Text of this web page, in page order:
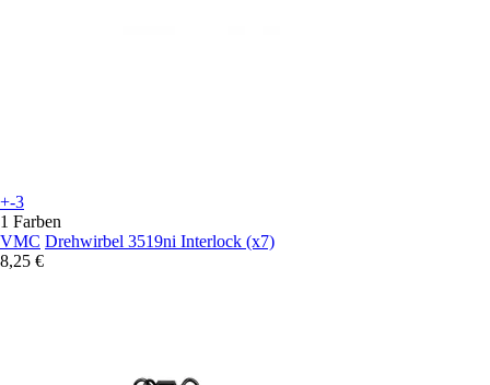
+-3
1 Farben
VMC Drehwirbel 3519ni Interlock (x7)
8,25 €